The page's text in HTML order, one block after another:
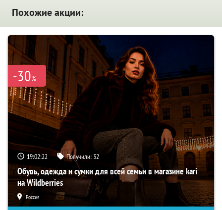
Похожие акции:
-30%
19:02:21 Получили: 32
Обувь, одежда и сумки для всей семьи в магазине kari
на Wildberries
Россия